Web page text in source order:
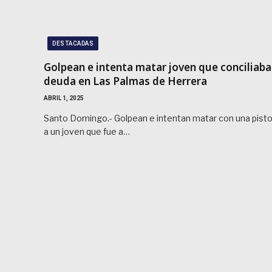
DESTACADAS
Golpean e intenta matar joven que conciliaba
deuda en Las Palmas de Herrera
ABRIL 1, 2025
Santo Domingo.- Golpean e intentan matar con una
a un joven que fue a…